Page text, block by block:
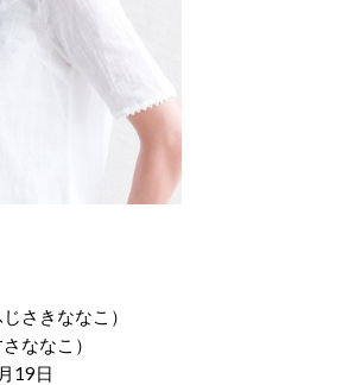
さきななこ）
ななこ）
19日